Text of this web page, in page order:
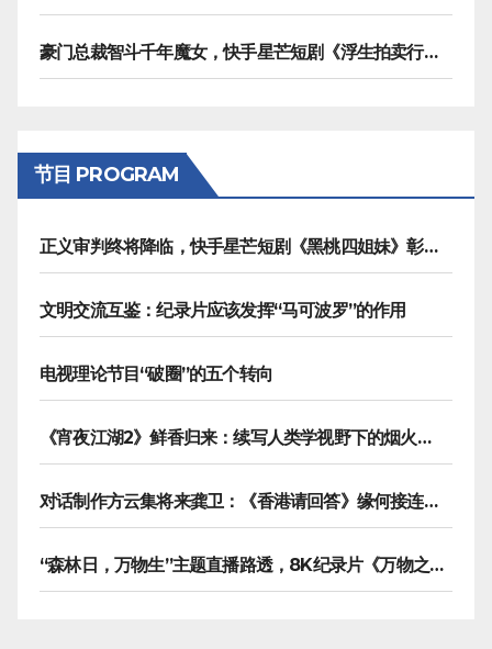
豪门总裁智斗千年魔女，快手星芒短剧《浮生拍卖行》奇幻元素拉满
节目 PROGRAM
正义审判终将降临，快手星芒短剧《黑桃四姐妹》彰显治愈内核
文明交流互鉴：纪录片应该发挥“马可波罗”的作用
电视理论节目“破圈”的五个转向
《宵夜江湖2》鲜香归来：续写人类学视野下的烟火漫游记
对话制作方云集将来龚卫：《香港请回答》缘何接连获国际传播大奖
“森林日，万物生”主题直播路透，8K纪录片《万物之生》今晚播出